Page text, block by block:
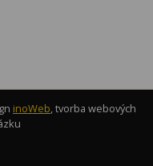
inoWeb, tvorba webových